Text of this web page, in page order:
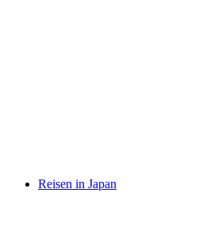
Reisen in Japan